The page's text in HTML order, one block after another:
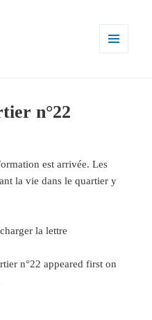
n°22
est arrivée. Les
la vie dans le quartier y
la lettre
n°22 appeared first on